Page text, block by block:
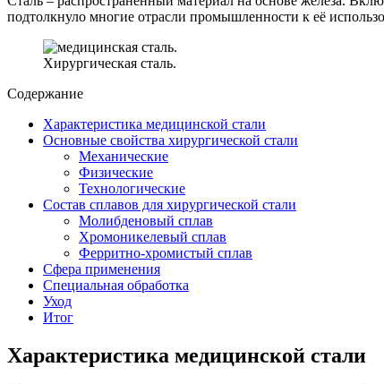
подтолкнуло многие отрасли промышленности к её
Хирургическая сталь.
Содержание
Характеристика медицинской стали
Основные свойства хирургической стали
Механические
Физические
Технологические
Состав сплавов для хирургической стали
Молибденовый сплав
Хромоникелевый сплав
Ферритно-хромистый сплав
Сфера применения
Специальная обработка
Уход
Итог
Характеристика медицинской стали